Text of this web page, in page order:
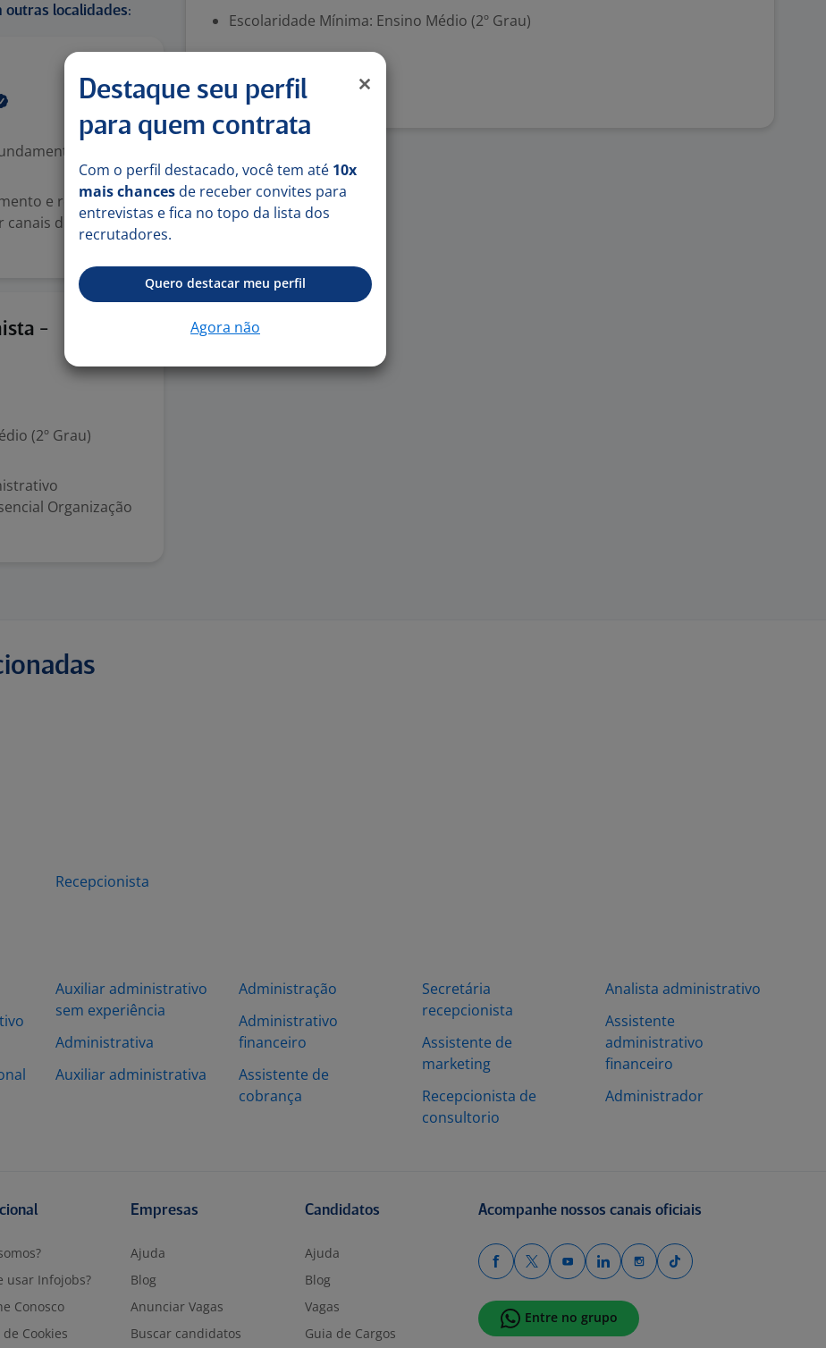
outras localidades:
(1º grau)
e recepção de
canais digitais e
-
(2º Grau)
Organização
Escolaridade Mínima: Ensino Médio (2º Grau)
Recepcionista
Auxiliar administrativo
sem experiência
Administrativa
Auxiliar administrativa
Administração
Administrativo
financeiro
Assistente de
cobrança
Secretária
recepcionista
Assistente de
marketing
Recepcionista de
consultorio
Analista administrativo
Assistente
administrativo
financeiro
Administrador
Destaque seu perfil
para quem contrata
Com o perfil destacado, você tem até 10x
mais chances de receber convites para
entrevistas e fica no topo da lista dos
recrutadores.
Quero destacar meu perfil
Agora não
usar Infojobs?
Conosco
Cookies
Empresas
Ajuda
Blog
Anunciar Vagas
Buscar candidatos
Candidatos
Ajuda
Blog
Vagas
Guia de Cargos
Acompanhe nossos canais oficiais
Entre no grupo